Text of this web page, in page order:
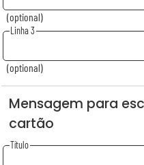
(optional)
Linha 3
(optional)
Mensagem para
cartão
Título